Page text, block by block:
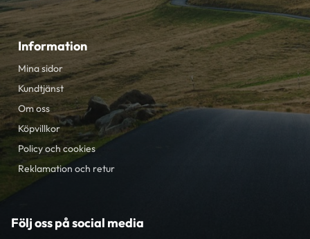
Information
Mina sidor
Kundtjänst
Om oss
Köpvillkor
Policy och cookies
Reklamation och retur
Följ oss på social media